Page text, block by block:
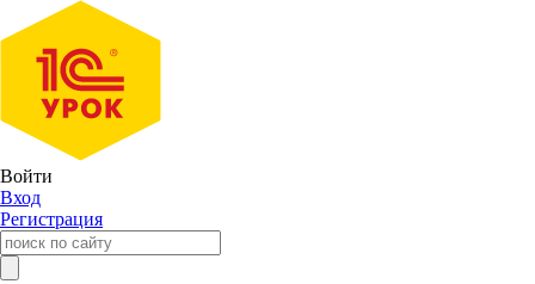
Войти
Вход
Регистрация